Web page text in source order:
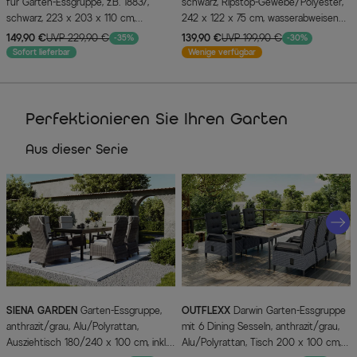
schwarz, 223 x 203 x 110 cm,
wasserbeständig
149,90 €UVP 229,90 € -35%
Sofort lieferbar
242 x 122 x 75 cm, wasserabweisend,
UV-Schutz
139,90 €UVP 199,90 € -30%
Wenige verfügbar
Perfektionieren Sie Ihren Garten
Aus dieser Serie
SIENA GARDEN
anthrazit/grau, Alu/Polyrattan,
Ausziehtisch 180/240 x 100 cm, inkl.
OUTFLEXX
mit 6 Dining Sesseln, anthrazit/grau,
Alu/Polyrattan, Tisch 200 x 100 cm,